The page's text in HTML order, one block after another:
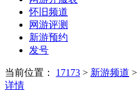
怀旧频道
网游评测
新游预约
发号
当前位置： 17173 > 新游频道 >
详情